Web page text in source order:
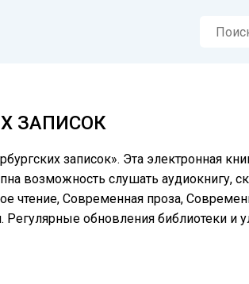
ЗАПИСОК
записок». Эта электронная
возможность слушать аудиокнигу,
Современная проза,
обновления библиотеки и